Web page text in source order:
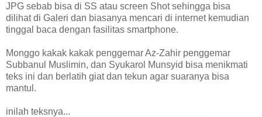
JPG sebab bisa di SS atau screen Shot sehingga bisa
dilihat di Galeri dan biasanya mencari di internet kemudian
tinggal baca dengan fasilitas smartphone.
Monggo kakak kakak penggemar Az-Zahir penggemar
Subbanul Muslimin, dan Syukarol Munsyid bisa menikmati
teks ini dan berlatih giat dan tekun agar suaranya bisa
mantul.
inilah teksnya...